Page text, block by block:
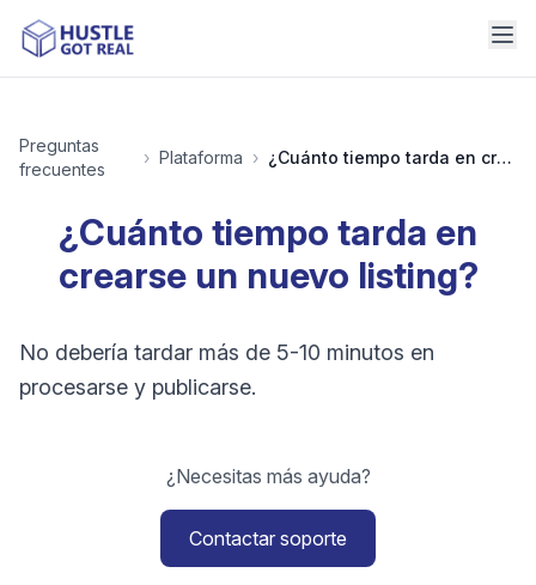
Preguntas
frecuentes
› Plataforma › ¿Cuánto tiempo tarda en crearse un nuevo listing?
¿Cuánto tiempo tarda en
crearse un nuevo listing?
No debería tardar más de 5-10 minutos en
procesarse y publicarse.
¿Necesitas más ayuda?
Contactar soporte